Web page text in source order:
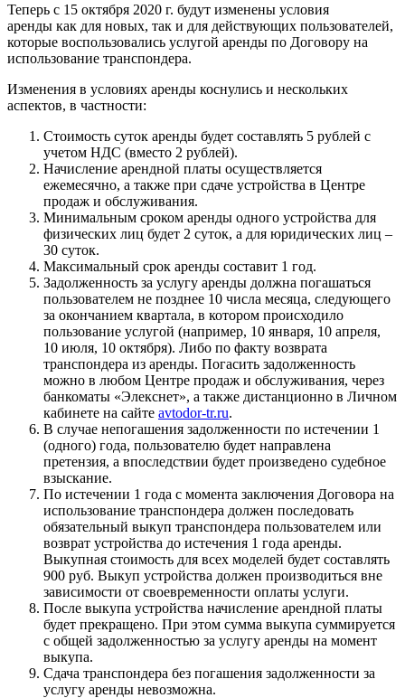
Теперь с 15 октября 2020 г. будут изменены условия
аренды как для новых, так и для действующих пользователей,
которые воспользовались услугой аренды по Договору на
использование транспондера.
Изменения в условиях аренды коснулись и нескольких
аспектов, в частности:
Стоимость суток аренды будет составлять 5 рублей с
учетом НДС (вместо 2 рублей).
Начисление арендной платы осуществляется
ежемесячно, а также при сдаче устройства в Центре
продаж и обслуживания.
Минимальным сроком аренды одного устройства для
физических лиц будет 2 суток, а для юридических лиц –
30 суток.
Максимальный срок аренды составит 1 год.
Задолженность за услугу аренды должна погашаться
пользователем не позднее 10 числа месяца, следующего
за окончанием квартала, в котором происходило
пользование услугой (например, 10 января, 10 апреля,
10 июля, 10 октября). Либо по факту возврата
транспондера из аренды. Погасить задолженность
можно в любом Центре продаж и обслуживания, через
банкоматы «Элекснет», а также дистанционно в Личном
кабинете на сайте avtodor-tr.ru.
В случае непогашения задолженности по истечении 1
(одного) года, пользователю будет направлена
претензия, а впоследствии будет произведено судебное
взыскание.
По истечении 1 года с момента заключения Договора на
использование транспондера должен последовать
обязательный выкуп транспондера пользователем или
возврат устройства до истечения 1 года аренды.
Выкупная стоимость для всех моделей будет составлять
900 руб. Выкуп устройства должен производиться вне
зависимости от своевременности оплаты услуги.
После выкупа устройства начисление арендной платы
будет прекращено. При этом сумма выкупа суммируется
с общей задолженностью за услугу аренды на момент
выкупа.
Сдача транспондера без погашения задолженности за
услугу аренды невозможна.